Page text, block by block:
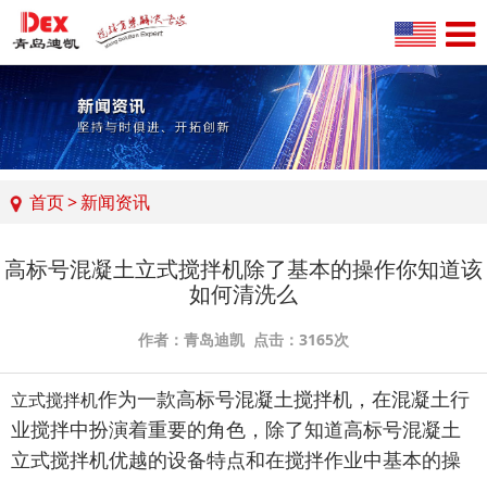
首页>新闻资讯
高标号混凝土立式搅拌机除了基本的操作你知道该
如何清洗么
作者：青岛迪凯 点击：3165次
立式搅拌机作为一款高标号混凝土搅拌机，在混凝土行
业搅拌中扮演着重要的角色，除了知道高标号混凝土
立式搅拌机优越的设备特点和在搅拌作业中基本的操